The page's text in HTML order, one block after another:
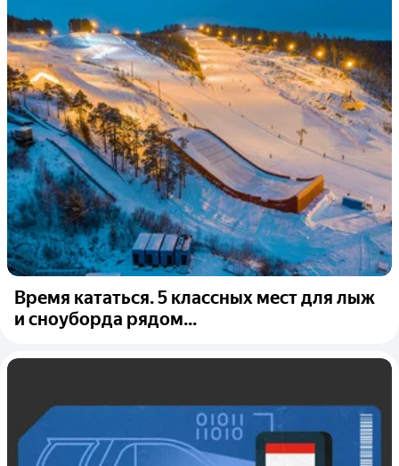
Время кататься. 5 классных мест для лыж
и сноуборда рядом...